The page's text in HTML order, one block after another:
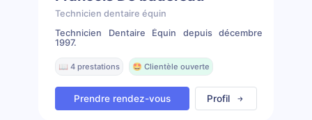
Technicien dentaire équin
Technicien Dentaire Équin depuis décembre
1997.
📖 4 prestations 🤩 Clientèle ouverte
Prendre rendez-vous Profil